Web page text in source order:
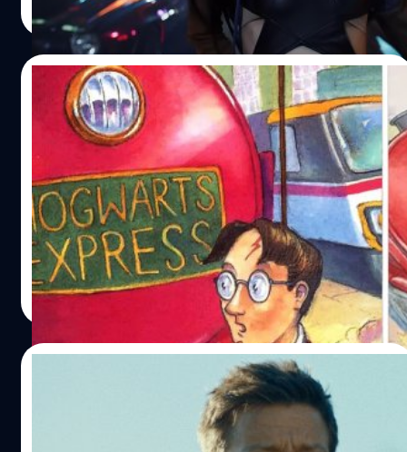
Read More
30/06/2024
ภาพสีน้ำต้นฉบับปก ‘Harry Potter’ เล่มแรก
ทุบสถิติประมูลด้วยมูลค่า 1.9 ล้านเหรียญ
ภาพสีน้ำต้นฉบับของหน้าปก 'Harry Potter and The
Philosopher’s Stone' ฉบับตีพิมพ์ครั้งแรก ได้รับการประมูล
ด้วยมูลมหาศาล
ปรีดี ฤกษ์วลีกุล| 768 days ago
Read More
Jeremy Renner เผยใจ หลังประสบอุบัติเหตุ
เฉียดตาย ทำให้รู้สึกไม่มีพลังรับบทบาทท้าทาย